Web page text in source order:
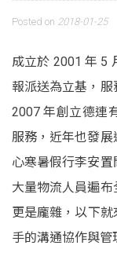
Posted on 2018-01-25
成立於 2001 年 5
報派送為立基，
2007 年創立德連
服務，近年也發
心寒暑假行李安
大量物流人員遍
更是龐雜，以下
手的溝通協作與管